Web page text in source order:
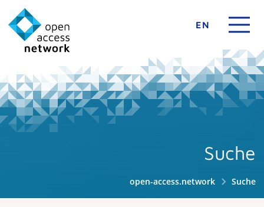
EN
Suche
open-access.network Suche